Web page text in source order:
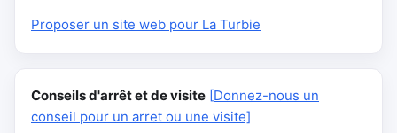
Proposer un site web pour La Turbie
Conseils d'arrêt et de visite [Donnez-nous un
conseil pour un arret ou une visite]